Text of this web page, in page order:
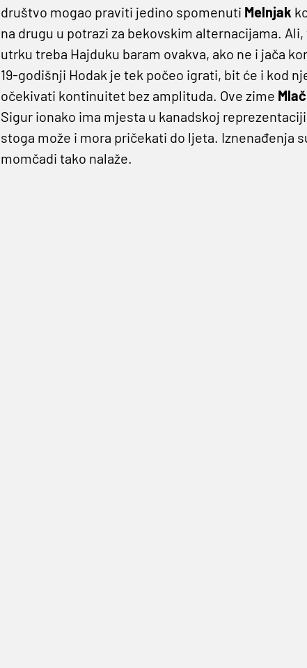
društvo mogao praviti jedino spomenuti Melnjak
na drugu u potrazi za bekovskim alternacijama.
utrku treba Hajduku baram ovakva, ako ne i jača
19-godišnji Hodak je tek počeo igrati, bit će i kod
očekivati kontinuitet bez amplituda. Ove zime
Sigur ionako ima mjesta u kanadskoj
stoga može i mora pričekati do ljeta. Iznenađenja
momčadi tako nalaže.